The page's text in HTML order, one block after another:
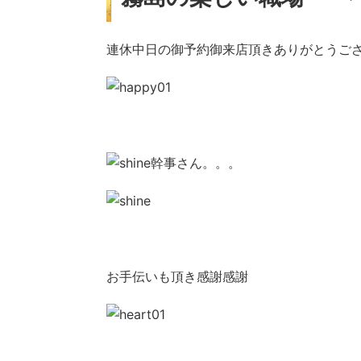
連休中日の御予約御来店頂きありがとうご
幹事さん。。。
お手伝いも頂き感謝感謝